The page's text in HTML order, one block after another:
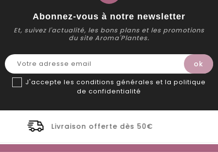
Abonnez-vous à notre newsletter
Et, suivez l'actualité, les bons plans et les promotions
du site Aroma'Plantes.
J'accepte les conditions générales et la politique
de confidentialité
dès 50€ Distillerie Bio